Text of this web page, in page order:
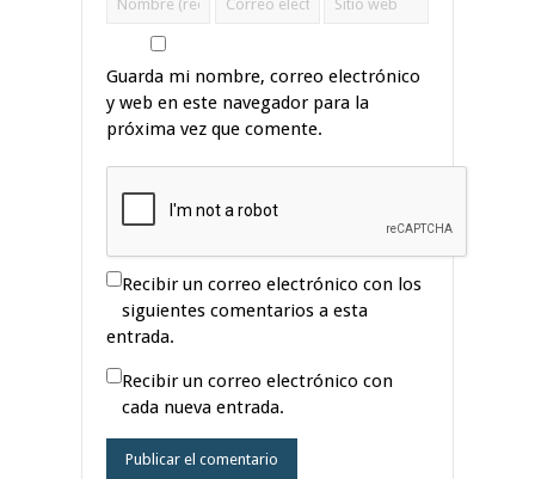
Guarda mi nombre, correo electrónico
y web en este navegador para la
próxima vez que comente.
Recibir un correo electrónico con los
siguientes comentarios a esta
entrada.
Recibir un correo electrónico con
cada nueva entrada.